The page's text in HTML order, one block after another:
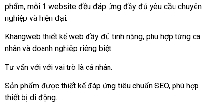
phẩm, mỗi 1 website đều đáp ứng đầy đủ yêu cầu chuyên
nghiệp và hiện đại.
Khangweb thiết kế web đầy đủ tính năng, phù hợp từng cá
nhân và doanh nghiêp riêng biệt.
Tư vấn với với vai trò là cá nhân.
Sản phẩm được thiết kế đáp ứng tiêu chuẩn SEO, phù hợp
thiết bị di động.